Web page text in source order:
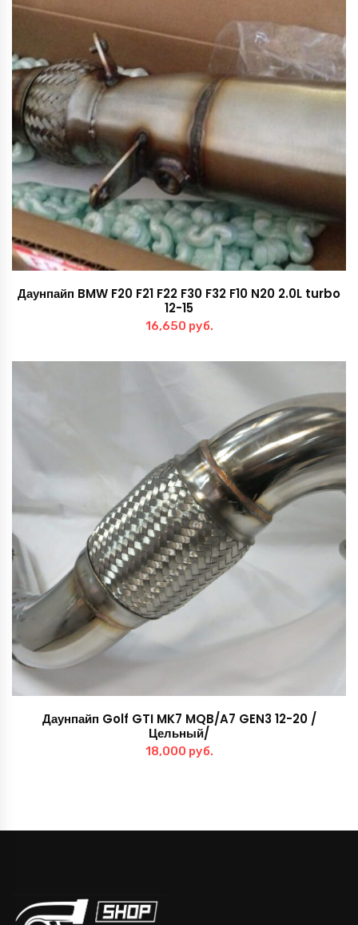
Даунпайп BMW F20 F21 F22 F30 F32 F10 N20 2.0L turbo
12-15
16,650 руб.
Даунпайп Golf GTI MK7 MQB/A7 GEN3 12-20 /
Цельный/
18,000 руб.